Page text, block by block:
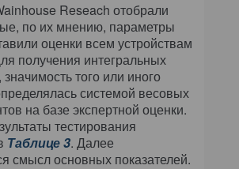
Reseach отобрали
по их мнению, параметры
оценки всем устройствам
получения интегральных
значимость того или иного
системой весовых
на базе экспертной оценки.
тестирования
Таблице 3. Далее
смысл основных показателей.